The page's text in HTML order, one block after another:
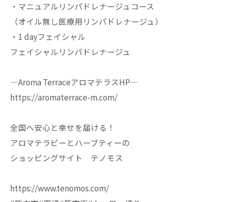
・マニュアルリンパドレナージュコース
（オイル無し医療用リンパドレナージュ）
・1 dayフェイシャル
フェイシャルリンパドレナージュ
—Aroma TerraceアロマテラスHP—
https://aromaterrace-m.com/
全国へ安心と幸せを届ける！
アロマテラピーとハーブティーの
ショッピングサイト テノモス
https://www.tenomos.com/